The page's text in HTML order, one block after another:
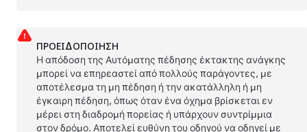
ΠΡΟΕΙΔΟΠΟΊΗΣΗ
Η απόδοση της Αυτόματης πέδησης έκτακτης ανάγκης
μπορεί να επηρεαστεί από πολλούς παράγοντες, με
αποτέλεσμα τη μη πέδηση ή την ακατάλληλη ή μη
έγκαιρη πέδηση, όπως όταν ένα όχημα βρίσκεται εν
μέρει στη διαδρομή πορείας ή υπάρχουν συντρίμμια
στον δρόμο. Αποτελεί ευθύνη του οδηγού να οδηγεί με